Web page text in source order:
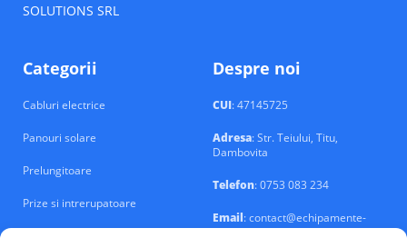
SOLUTIONS SRL
Categorii
Cabluri electrice
Panouri solare
Prelungitoare
Prize si intrerupatoare
Despre noi
CUI: 47145725
Adresa: Str. Teiului, Titu,
Dambovita
Telefon: 0753 083 234
Email: contact@echipamente-
electrice.ro